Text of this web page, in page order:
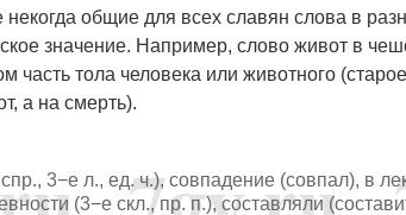
общие для всех славян слова в
значение. Например, слово живот в
часть тола человека или животного
а на смерть).
3−е л., ед. ч.), совпадение (совпал), в
(3−е скл., пр. п.), составляли